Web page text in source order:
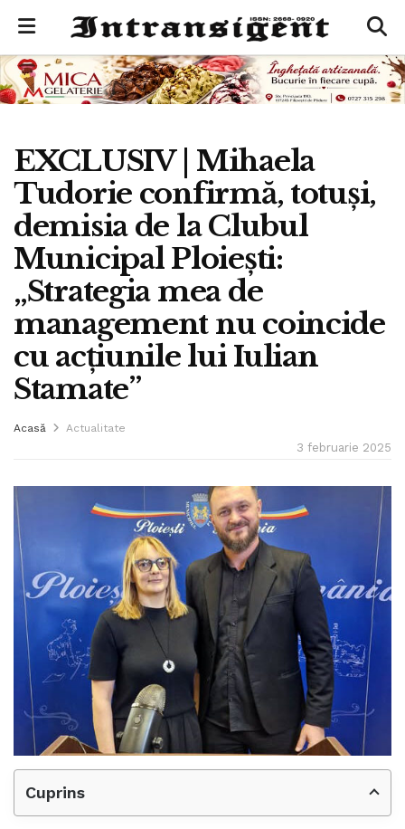
EXCLUSIV | Mihaela
Tudorie confirmă, totuși,
demisia de la Clubul
Municipal Ploiești:
„Strategia mea de
management nu coincide
cu acțiunile lui Iulian
Stamate”
Acasă Actualitate
3 februarie 2025
Cuprins